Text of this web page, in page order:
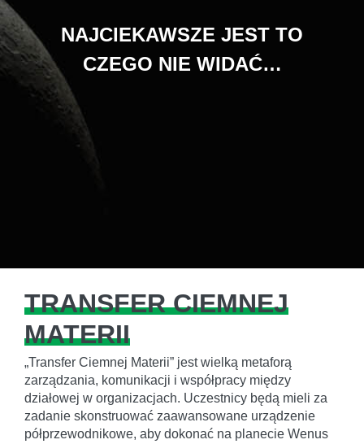
NAJCIEKAWSZE JEST TO
CZEGO NIE WIDAĆ…
TRANSFER CIEMNEJ
MATERII
„Transfer Ciemnej Materii” jest wielką metaforą
zarządzania, komunikacji i współpracy między
działowej w organizacjach. Uczestnicy będą mieli za
zadanie skonstruować zaawansowane urządzenie
półprzewodnikowe, aby dokonać na planecie Wenus